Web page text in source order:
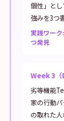
個性」と
強みを3つ
実践ワー
つ発見
Week 3（
劣等機能
家の行動
の取れた人